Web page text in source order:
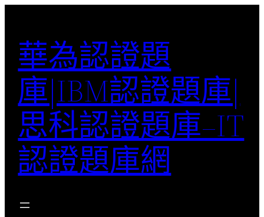
華為認證題
庫|IBM認證題庫|
思科認證題庫–IT
認證題庫網